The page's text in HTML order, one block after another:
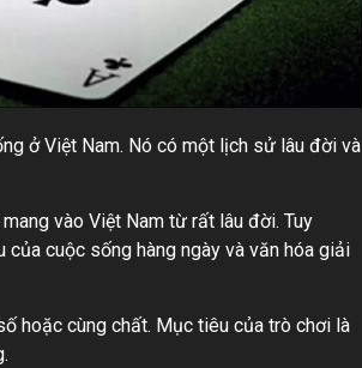
ở Việt Nam. Nó có một lịch sử lâu đời và
vào Việt Nam từ rất lâu đời. Tuy
của cuộc sống hàng ngày và văn hóa giải
hoặc cùng chất. Mục tiêu của trò chơi là